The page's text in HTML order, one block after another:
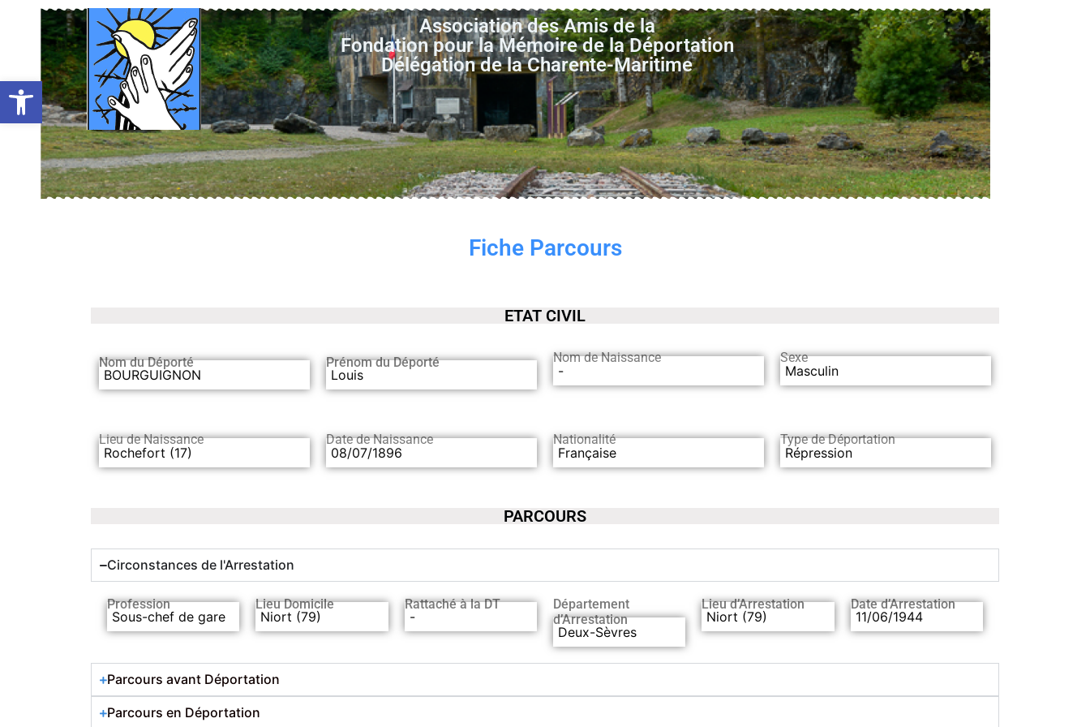
Ouvrir la barre d’outils
Association des Amis de la
Fondation pour la Mémoire de la Déportation
Délégation de la Charente-Maritime
Fiche Parcours
ETAT CIVIL
Nom du Déporté
BOURGUIGNON
Prénom du Déporté
Louis
Nom de Naissance
-
Sexe
Masculin
Lieu de Naissance
Rochefort (17)
Date de Naissance
08/07/1896
Nationalité
Française
Type de Déportation
Répression
PARCOURS
Circonstances de l'Arrestation
Profession
Sous-chef de gare
Lieu Domicile
Niort (79)
Rattaché à la DT
-
Département
d’Arrestation
Deux-Sèvres
Lieu d’Arrestation
Niort (79)
Date d’Arrestation
11/06/1944
Parcours avant Déportation
Parcours en Déportation